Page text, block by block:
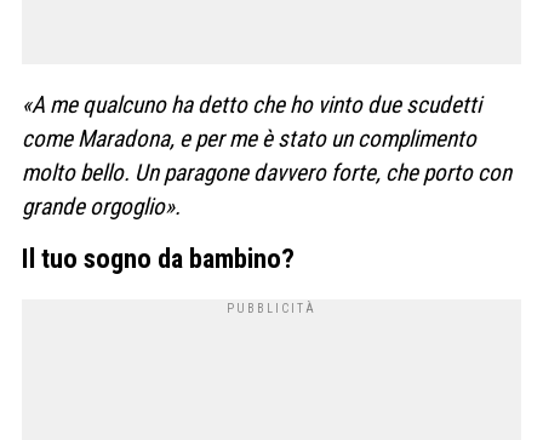
«A me qualcuno ha detto che ho vinto due scudetti
come Maradona, e per me è stato un complimento
molto bello. Un paragone davvero forte, che porto con
grande orgoglio».
Il tuo sogno da bambino?